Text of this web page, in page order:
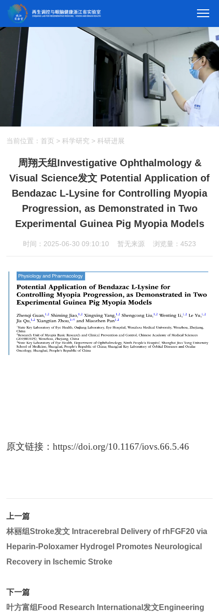
当前位置： 首页 > 科学研究 > 科研进展
周翔天组Investigative Ophthalmology &
Visual Science发文 Potential Application of
Bendazac L-Lysine for Controlling Myopia
Progression, as Demonstrated in Two
Experimental Guinea Pig Myopia Models
时间：2025-06-30 09:10:10 暂无来源 浏览量：4523
原文链接： https://doi.org/10.1167/iovs.66.5.46
上一篇
林丽组Stroke发文 Intracerebral Delivery of rhFGF20 via
Heparin-Poloxamer Hydrogel Promotes Neurological
Recovery in Ischemic Stroke
下一篇
叶方富组Food Research International发文Engineering